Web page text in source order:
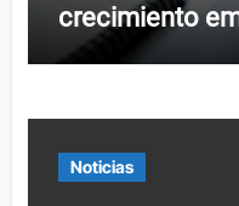
crecimiento
Noticias